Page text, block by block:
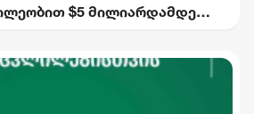
$5 მილიარდამდე